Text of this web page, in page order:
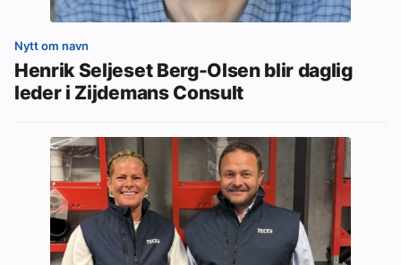
Nytt om navn
Henrik Seljeset Berg-Olsen blir daglig
leder i Zijdemans Consult